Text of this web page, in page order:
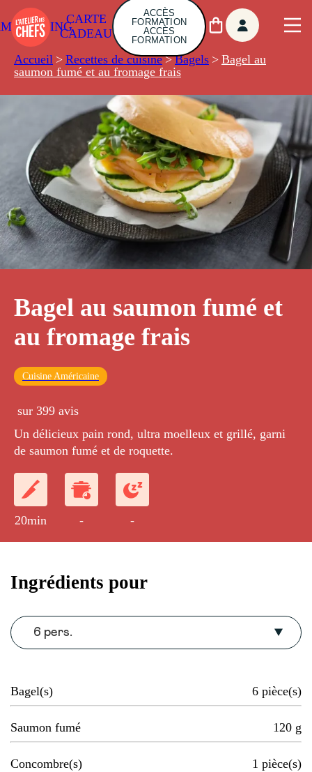
CARTE
CADEAU
ACCÈS
FORMATION
ACCÈS
FORMATION
Accueil > Recettes de cuisine > Bagels > Bagel au
saumon fumé et au fromage frais
Bagel au saumon fumé et
au fromage frais
Cuisine Américaine
sur 399 avis
Un délicieux pain rond, ultra moelleux et grillé, garni
de saumon fumé et de roquette.
20min - -
Ingrédients pour
6 pers.
Bagel(s) 6 pièce(s)
Saumon fumé 120 g
Concombre(s) 1 pièce(s)